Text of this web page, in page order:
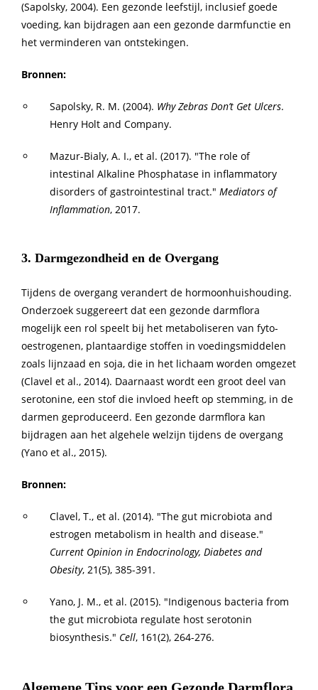
(Sapolsky, 2004). Een gezonde leefstijl, inclusief goede
voeding, kan bijdragen aan een gezonde darmfunctie en
het verminderen van ontstekingen.
Bronnen:
Sapolsky, R. M. (2004). Why Zebras Don’t Get Ulcers.
Henry Holt and Company.
Mazur-Bialy, A. I., et al. (2017). "The role of
intestinal Alkaline Phosphatase in inflammatory
disorders of gastrointestinal tract."Mediators of
Inflammation, 2017.
3. Darmgezondheid en de Overgang
Tijdens de overgang verandert de hormoonhuishouding.
Onderzoek suggereert dat een gezonde darmflora
mogelijk een rol speelt bij het metaboliseren van fyto-
oestrogenen, plantaardige stoffen in voedingsmiddelen
zoals lijnzaad en soja, die in het lichaam worden omgezet
(Clavel et al., 2014). Daarnaast wordt een groot deel van
serotonine, een stof die invloed heeft op stemming, in de
darmen geproduceerd. Een gezonde darmflora kan
bijdragen aan het algehele welzijn tijdens de overgang
(Yano et al., 2015).
Bronnen:
Clavel, T., et al. (2014). "The gut microbiota and
estrogen metabolism in health and disease."
Current Opinion in Endocrinology, Diabetes and
Obesity, 21(5), 385-391.
Yano, J. M., et al. (2015). "Indigenous bacteria from
the gut microbiota regulate host serotonin
biosynthesis." Cell, 161(2), 264-276.